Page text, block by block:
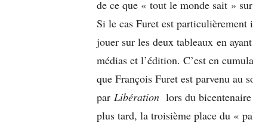
de ce que « tout le monde sait »
Si le cas Furet est particulièrement
jouer sur les deux tableaux en
médias et l’édition. C’est en
que François Furet est parvenu au
par Libération lors du
plus tard, la troisième place du «